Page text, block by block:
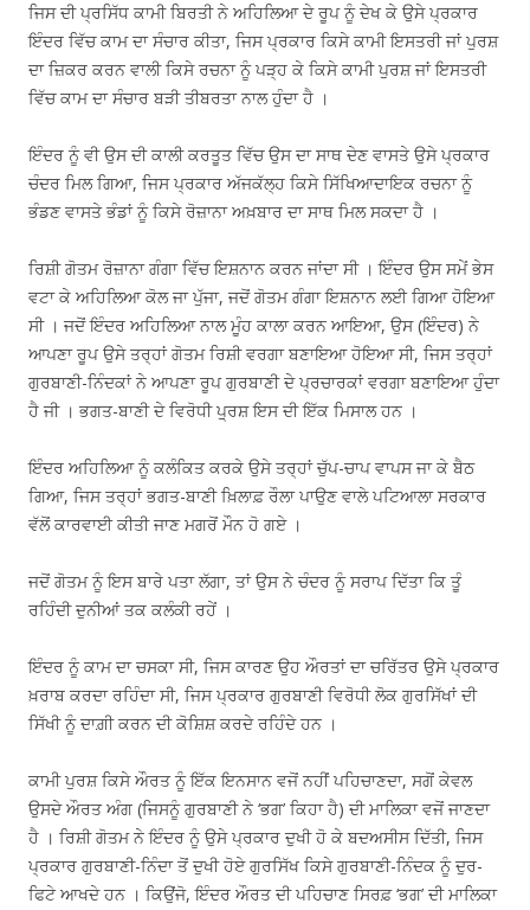
ਜਿਸ ਦੀ ਪ੍ਰਸਿੱਧ ਕਾਮੀ ਬਿਰਤੀ ਨੇ ਅਹਿਲਿਆ ਦੇ ਰੂਪ ਨੂੰ ਦੇਖ ਕੇ ਉਸੇ ਪ੍ਰਕਾਰ
ਇੰਦਰ ਵਿੱਚ ਕਾਮ ਦਾ ਸੰਚਾਰ ਕੀਤਾ, ਜਿਸ ਪ੍ਰਕਾਰ ਕਿਸੇ ਕਾਮੀ ਇਸਤਰੀ ਜਾਂ ਪੁਰਸ਼
ਦਾ ਜ਼ਿਕਰ ਕਰਨ ਵਾਲੀ ਕਿਸੇ ਰਚਨਾ ਨੂੰ ਪੜ੍ਹ ਕੇ ਕਿਸੇ ਕਾਮੀ ਪੁਰਸ਼ ਜਾਂ ਇਸਤਰੀ
ਵਿੱਚ ਕਾਮ ਦਾ ਸੰਚਾਰ ਬੜੀ ਤੀਬਰਤਾ ਨਾਲ ਹੁੰਦਾ ਹੈ ।
ਇੰਦਰ ਨੂੰ ਵੀ ਉਸ ਦੀ ਕਾਲੀ ਕਰਤੂਤ ਵਿੱਚ ਉਸ ਦਾ ਸਾਥ ਦੇਣ ਵਾਸਤੇ ਉਸੇ ਪ੍ਰਕਾਰ
ਚੰਦਰ ਮਿਲ ਗਿਆ, ਜਿਸ ਪ੍ਰਕਾਰ ਅੱਜਕੱਲ੍ਹ ਕਿਸੇ ਸਿੱਖਿਆਦਾਇਕ ਰਚਨਾ ਨੂੰ
ਭੰਡਣ ਵਾਸਤੇ ਭੰਡਾਂ ਨੂੰ ਕਿਸੇ ਰੋਜ਼ਾਨਾ ਅਖ਼ਬਾਰ ਦਾ ਸਾਥ ਮਿਲ ਸਕਦਾ ਹੈ ।
ਰਿਸ਼ੀ ਗੋਤਮ ਰੋਜ਼ਾਨਾ ਗੰਗਾ ਵਿੱਚ ਇਸ਼ਨਾਨ ਕਰਨ ਜਾਂਦਾ ਸੀ । ਇੰਦਰ ਉਸ ਸਮੇਂ ਭੇਸ
ਵਟਾ ਕੇ ਅਹਿਲਿਆ ਕੋਲ ਜਾ ਪੁੱਜਾ, ਜਦੋਂ ਗੋਤਮ ਗੰਗਾ ਇਸ਼ਨਾਨ ਲਈ ਗਿਆ ਹੋਇਆ
ਸੀ । ਜਦੋਂ ਇੰਦਰ ਅਹਿਲਿਆ ਨਾਲ ਮੂੰਹ ਕਾਲਾ ਕਰਨ ਆਇਆ, ਉਸ (ਇੰਦਰ) ਨੇ
ਆਪਣਾ ਰੂਪ ਉਸੇ ਤਰ੍ਹਾਂ ਗੋਤਮ ਰਿਸ਼ੀ ਵਰਗਾ ਬਣਾਇਆ ਹੋਇਆ ਸੀ, ਜਿਸ ਤਰ੍ਹਾਂ
ਗੁਰਬਾਣੀ-ਨਿੰਦਕਾਂ ਨੇ ਆਪਣਾ ਰੂਪ ਗੁਰਬਾਣੀ ਦੇ ਪ੍ਰਚਾਰਕਾਂ ਵਰਗਾ ਬਣਾਇਆ ਹੁੰਦਾ
ਹੈ ਜੀ । ਭਗਤ-ਬਾਣੀ ਦੇ ਵਿਰੋਧੀ ਪੁ੍ਰਸ਼ ਇਸ ਦੀ ਇੱਕ ਮਿਸਾਲ ਹਨ ।
ਇੰਦਰ ਅਹਿਲਿਆ ਨੂੰ ਕਲੰਕਿਤ ਕਰਕੇ ਉਸੇ ਤਰ੍ਹਾਂ ਚੁੱਪ-ਚਾਪ ਵਾਪਸ ਜਾ ਕੇ ਬੈਠ
ਗਿਆ, ਜਿਸ ਤਰ੍ਹਾਂ ਭਗਤ-ਬਾਣੀ ਖ਼ਿਲਾਫ਼ ਰੌਲਾ ਪਾਉਣ ਵਾਲੇ ਪਟਿਆਲਾ ਸਰਕਾਰ
ਵੱਲੋਂ ਕਾਰਵਾਈ ਕੀਤੀ ਜਾਣ ਮਗਰੋਂ ਮੌਨ ਹੋ ਗਏ ।
ਜਦੋਂ ਗੋਤਮ ਨੂੰ ਇਸ ਬਾਰੇ ਪਤਾ ਲੱਗਾ, ਤਾਂ ਉਸ ਨੇ ਚੰਦਰ ਨੂੰ ਸਰਾਪ ਦਿੱਤਾ ਕਿ ਤੂੰ
ਰਹਿੰਦੀ ਦੁਨੀਆਂ ਤਕ ਕਲੰਕੀ ਰਹੇਂ ।
ਇੰਦਰ ਨੂੰ ਕਾਮ ਦਾ ਚਸਕਾ ਸੀ, ਜਿਸ ਕਾਰਣ ਉਹ ਔਰਤਾਂ ਦਾ ਚਰਿੱਤਰ ਉਸੇ ਪ੍ਰਕਾਰ
ਖ਼ਰਾਬ ਕਰਦਾ ਰਹਿੰਦਾ ਸੀ, ਜਿਸ ਪ੍ਰਕਾਰ ਗੁਰਬਾਣੀ ਵਿਰੋਧੀ ਲੋਕ ਗੁਰਸਿੱਖਾਂ ਦੀ
ਸਿੱਖੀ ਨੂੰ ਦਾਗ਼ੀ ਕਰਨ ਦੀ ਕੋਸ਼ਿਸ਼ ਕਰਦੇ ਰਹਿੰਦੇ ਹਨ ।
ਕਾਮੀ ਪੁਰਸ਼ ਕਿਸੇ ਔਰਤ ਨੂੰ ਇੱਕ ਇਨਸਾਨ ਵਜੋਂ ਨਹੀਂ ਪਹਿਚਾਣਦਾ, ਸਗੋਂ ਕੇਵਲ
ਉਸਦੇ ਔਰਤ ਅੰਗ (ਜਿਸਨੂੰ ਗੁਰਬਾਣੀ ਨੇ ‘ਭਗ’ ਕਿਹਾ ਹੈ) ਦੀ ਮਾਲਿਕਾ ਵਜੋਂ ਜਾਣਦਾ
ਹੈ । ਰਿਸ਼ੀ ਗੋਤਮ ਨੇ ਇੰਦਰ ਨੂੰ ਉਸੇ ਪ੍ਰਕਾਰ ਦੁਖੀ ਹੋ ਕੇ ਬਦਅਸੀਸ ਦਿੱਤੀ, ਜਿਸ
ਪ੍ਰਕਾਰ ਗੁਰਬਾਣੀ-ਨਿੰਦਾ ਤੋਂ ਦੁਖੀ ਹੋਏ ਗੁਰਸਿੱਖ ਕਿਸੇ ਗੁਰਬਾਣੀ-ਨਿੰਦਕ ਨੂੰ ਦੁਰ-
ਫਿਟੇ ਆਖਦੇ ਹਨ । ਕਿਉਂਜੋ, ਇੰਦਰ ਔਰਤ ਦੀ ਪਹਿਚਾਣ ਸਿਰਫ਼ ‘ਭਗ’ ਦੀ ਮਾਲਿਕਾ